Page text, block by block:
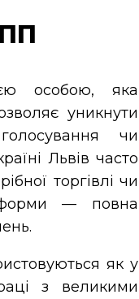
особою, яка
уникнути
чи
Львів часто
торгівлі чи
форми — повна
як у
з великими